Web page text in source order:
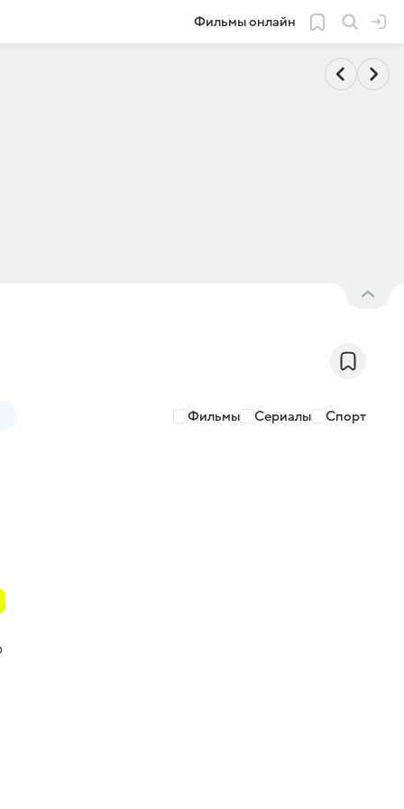
Фильмы онлайн
Фильмы Сериалы Спорт